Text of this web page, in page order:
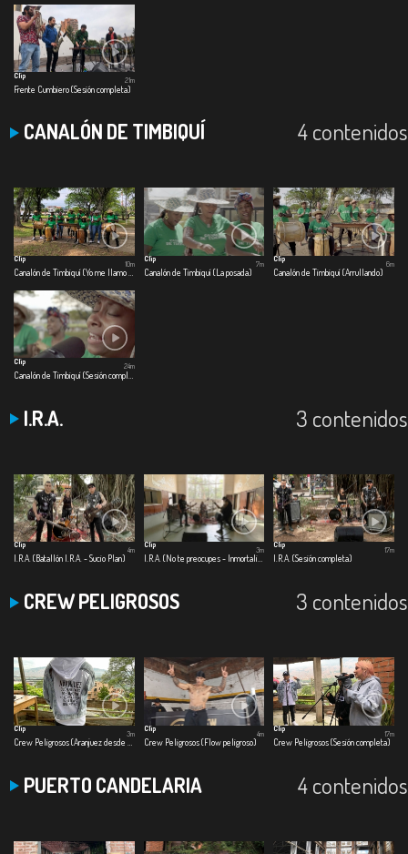
Clip
Frente Cumbiero (Sesión completa)
21m
CANALÓN DE TIMBIQUÍ 4 contenidos
Clip
10m
Clip
Canalón de Timbiquí (La posada)
7m
Clip
Canalón de Timbiquí (Arrullando)
6m
Clip
24m
I.R.A. 3 contenidos
Clip
I.R.A. (Batallón I.R.A. - Sucio Plan)
4m
Clip
I.R.A. (No te preocupes - Inmortalizar)
3m
Clip
I.R.A. (Sesión completa)
17m
CREW PELIGROSOS 3 contenidos
Clip
3m
Clip
Crew Peligrosos (Flow peligroso)
4m
Clip
Crew Peligrosos (Sesión completa)
17m
PUERTO CANDELARIA 4 contenidos